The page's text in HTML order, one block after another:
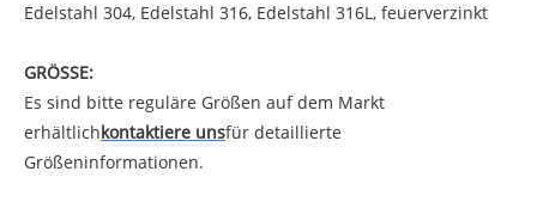
Edelstahl 304, Edelstahl 316, Edelstahl 316L, feuerverzinkt
GRÖSSE:
Es sind bitte reguläre Größen auf dem Markt
erhältlichkontaktiere unsfür detaillierte
Größeninformationen.